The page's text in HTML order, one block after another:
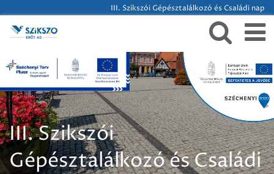
III. Szikszói Gépésztalálkozó és Családi nap
III. Szikszói
Gépésztalálkozó és Családi